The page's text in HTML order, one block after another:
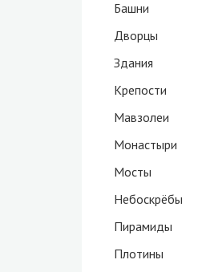
Башни
Дворцы
Здания
Крепости
Мавзолеи
Монастыри
Мосты
Небоскрёбы
Пирамиды
Плотины